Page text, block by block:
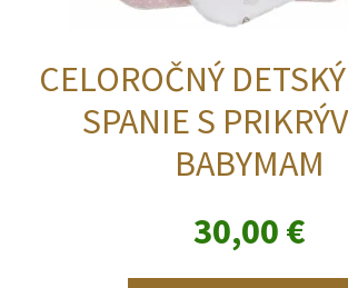
CELOROČNÝ
SPANIE S
BABYMAM
30,00 €